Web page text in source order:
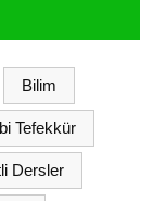
Bilim
Tefekkür
Dersler